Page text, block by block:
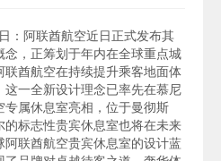
：阿联酋航空近日正式发布其
念，正筹划于年内在全球重点城
联酋航空在持续提升乘客地面体
这一全新设计理念已率先在慕尼
专属休息室亮相，位于曼彻斯
的标志性贵宾休息室也将在未来
联酋航空贵宾休息室的设计蓝